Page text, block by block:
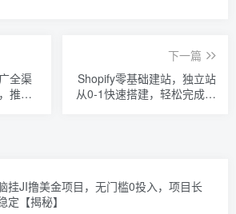
全渠
推广
下一篇
Shopify零基础建站，独立站
从0-1快速搭建，轻松完成独
挂JI撸美金项目，无门槛0投入，项目长
定【揭秘】